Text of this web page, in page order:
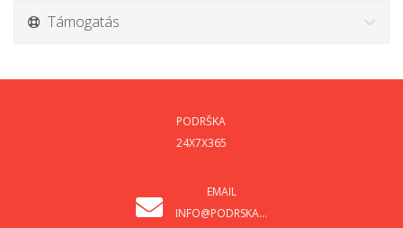
Támogatás
PODRŠKA
24X7X365
EMAIL
INFO@PODRSKA...